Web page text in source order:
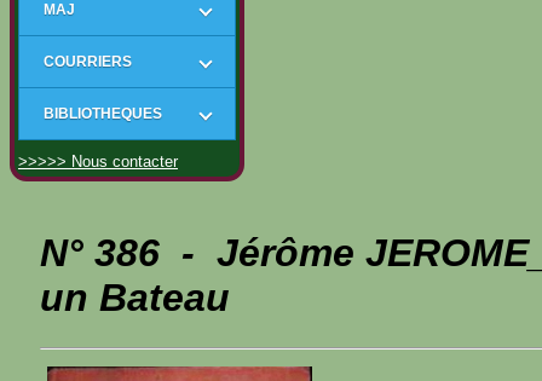
MAJ
COURRIERS
BIBLIOTHEQUES
>>>>> Nous contacter
N° 386 - Jérôme
un Bateau